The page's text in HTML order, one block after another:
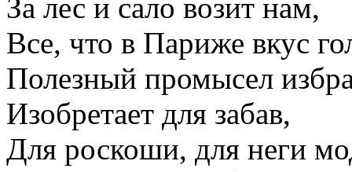
За лес и сало возит нам,
Все, что в Париже вкус
Полезный промысел
Изобретает для забав,
Для роскоши, для неги